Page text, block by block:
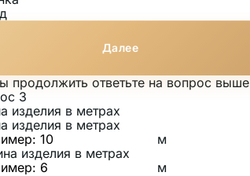
Далее
продолжить ответьте на вопрос выше
3
изделия в метрах
изделия в метрах
м
изделия в метрах
м